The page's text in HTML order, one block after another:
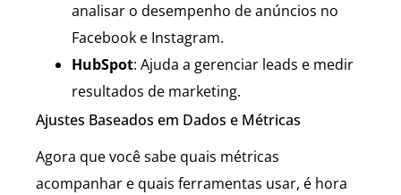
analisar o desempenho de anúncios no
Facebook e Instagram.
HubSpot: Ajuda a gerenciar leads e medir
resultados de marketing.
Ajustes Baseados em Dados e Métricas
Agora que você sabe quais métricas
acompanhar e quais ferramentas usar, é hora